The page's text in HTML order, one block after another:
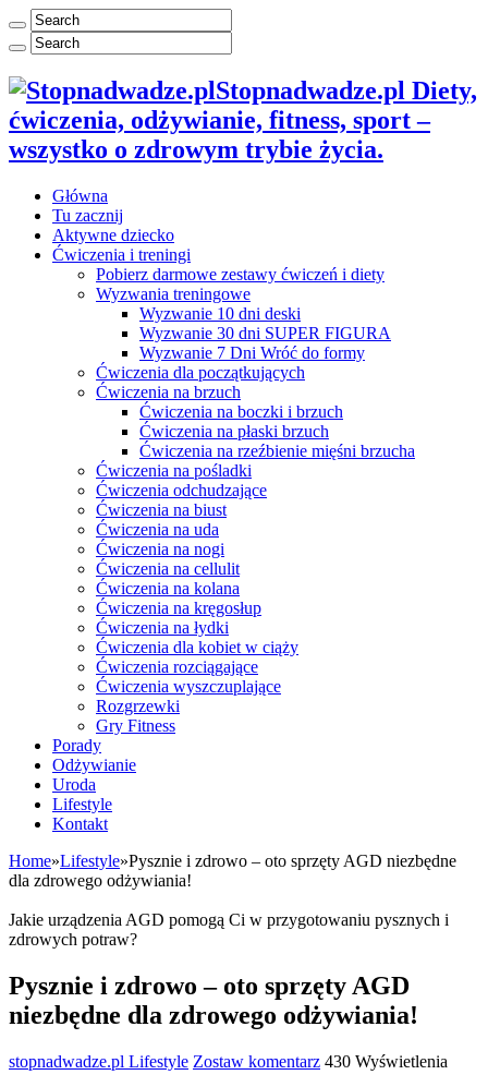
Stopnadwadze.pl Diety,
ćwiczenia, odżywianie, fitness, sport –
wszystko o zdrowym trybie życia.
Główna
Tu zacznij
Aktywne dziecko
Ćwiczenia i treningi
Pobierz darmowe zestawy ćwiczeń i diety
Wyzwania treningowe
Wyzwanie 10 dni deski
Wyzwanie 30 dni SUPER FIGURA
Wyzwanie 7 Dni Wróć do formy
Ćwiczenia dla początkujących
Ćwiczenia na brzuch
Ćwiczenia na boczki i brzuch
Ćwiczenia na płaski brzuch
Ćwiczenia na rzeźbienie mięśni brzucha
Ćwiczenia na pośladki
Ćwiczenia odchudzające
Ćwiczenia na biust
Ćwiczenia na uda
Ćwiczenia na nogi
Ćwiczenia na cellulit
Ćwiczenia na kolana
Ćwiczenia na kręgosłup
Ćwiczenia na łydki
Ćwiczenia dla kobiet w ciąży
Ćwiczenia rozciągające
Ćwiczenia wyszczuplające
Rozgrzewki
Gry Fitness
Porady
Odżywianie
Uroda
Lifestyle
Kontakt
Home»Lifestyle»Pysznie i zdrowo – oto sprzęty AGD niezbędne
dla zdrowego odżywiania!
Jakie urządzenia AGD pomogą Ci w przygotowaniu pysznych i
zdrowych potraw?
Pysznie i zdrowo – oto sprzęty AGD
niezbędne dla zdrowego odżywiania!
stopnadwadze.pl Lifestyle Zostaw komentarz 430 Wyświetlenia